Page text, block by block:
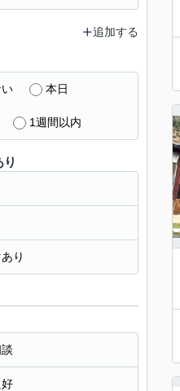
追加する
本日
1週間以内
り